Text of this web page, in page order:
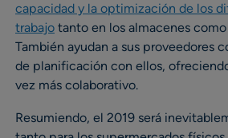
capacidad y la optimización de los
trabajo tanto en los almacenes
También ayudan a sus proveedores
de planificación con ellos,
vez más colaborativo.
Resumiendo, el 2019 será